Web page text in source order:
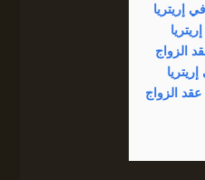
إريتريا
الزواج
عقد الزواج